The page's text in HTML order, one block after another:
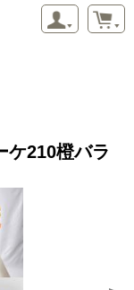
ケ210橙バラ